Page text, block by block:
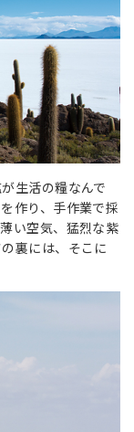
生活の糧なんで
作り、手作業で採
い空気、猛烈な紫
裏には、そこに